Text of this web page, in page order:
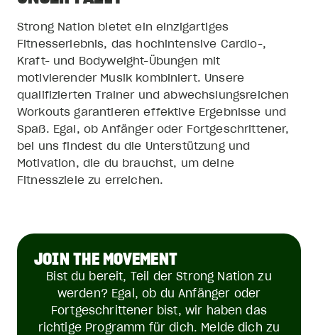
Strong Nation bietet ein einzigartiges
Fitnesserlebnis, das hochintensive Cardio-,
Kraft- und Bodyweight-Übungen mit
motivierender Musik kombiniert. Unsere
qualifizierten Trainer und abwechslungsreichen
Workouts garantieren effektive Ergebnisse und
Spaß. Egal, ob Anfänger oder Fortgeschrittener,
bei uns findest du die Unterstützung und
Motivation, die du brauchst, um deine
Fitnessziele zu erreichen.
JOIN THE MOVEMENT
Bist du bereit, Teil der Strong Nation zu
werden? Egal, ob du Anfänger oder
Fortgeschrittener bist, wir haben das
richtige Programm für dich. Melde dich zu